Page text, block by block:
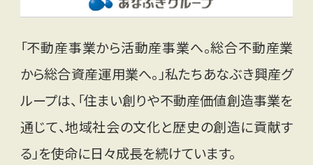
「不動産事業から活動産事業へ。総合不動産業
から総合資産運用業へ。」私たちあなぶき興産グ
ループは、「住まい創りや不動産価値創造事業を
通じて、地域社会の文化と歴史の創造に貢献す
る」を使命に日々成長を続けています。